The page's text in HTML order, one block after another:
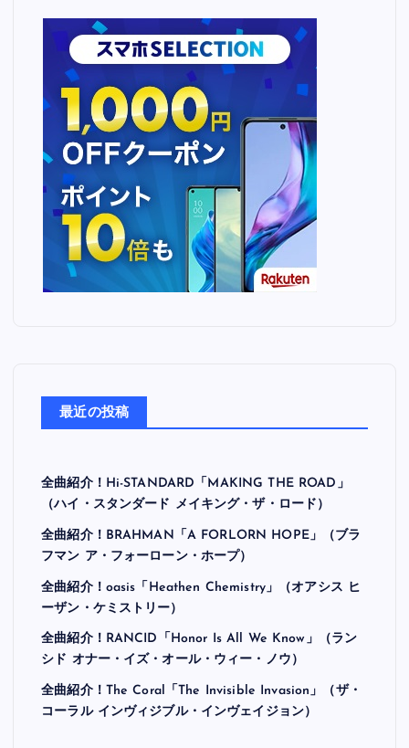
最近の投稿
全曲紹介！Hi-STANDARD「MAKING THE ROAD」
（ハイ・スタンダード メイキング・ザ・ロード）
全曲紹介！BRAHMAN「A FORLORN HOPE」（ブラ
フマン ア・フォーローン・ホープ）
全曲紹介！oasis「Heathen Chemistry」（オアシス ヒ
ーザン・ケミストリー）
全曲紹介！RANCID「Honor Is All We Know」（ラン
シド オナー・イズ・オール・ウィー・ノウ）
全曲紹介！The Coral「The Invisible Invasion」（ザ・
コーラル インヴィジブル・インヴェイジョン）